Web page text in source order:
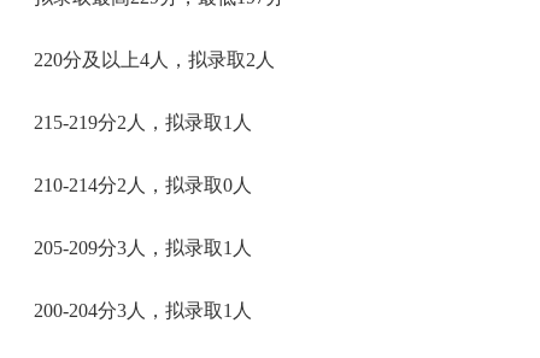
220分及以上4人，拟录取2人
215-219分2人，拟录取1人
210-214分2人，拟录取0人
205-209分3人，拟录取1人
200-204分3人，拟录取1人